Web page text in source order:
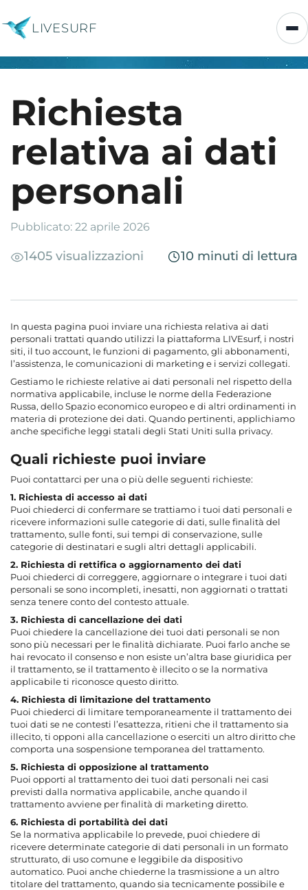
LIVESURF
Richiesta
relativa ai dati
personali
Pubblicato: 22 aprile 2026
1405 visualizzazioni 10 minuti di lettura
In questa pagina puoi inviare una richiesta relativa ai dati
personali trattati quando utilizzi la piattaforma LIVEsurf, i nostri
siti, il tuo account, le funzioni di pagamento, gli abbonamenti,
l’assistenza, le comunicazioni di marketing e i servizi collegati.
Gestiamo le richieste relative ai dati personali nel rispetto della
normativa applicabile, incluse le norme della Federazione
Russa, dello Spazio economico europeo e di altri ordinamenti in
materia di protezione dei dati. Quando pertinenti, applichiamo
anche specifiche leggi statali degli Stati Uniti sulla privacy.
Quali richieste puoi inviare
Puoi contattarci per una o più delle seguenti richieste:
1. Richiesta di accesso ai dati
Puoi chiederci di confermare se trattiamo i tuoi dati personali e
ricevere informazioni sulle categorie di dati, sulle finalità del
trattamento, sulle fonti, sui tempi di conservazione, sulle
categorie di destinatari e sugli altri dettagli applicabili.
2. Richiesta di rettifica o aggiornamento dei dati
Puoi chiederci di correggere, aggiornare o integrare i tuoi dati
personali se sono incompleti, inesatti, non aggiornati o trattati
senza tenere conto del contesto attuale.
3. Richiesta di cancellazione dei dati
Puoi chiedere la cancellazione dei tuoi dati personali se non
sono più necessari per le finalità dichiarate. Puoi farlo anche se
hai revocato il consenso e non esiste un’altra base giuridica per
il trattamento, se il trattamento è illecito o se la normativa
applicabile ti riconosce questo diritto.
4. Richiesta di limitazione del trattamento
Puoi chiederci di limitare temporaneamente il trattamento dei
tuoi dati se ne contesti l’esattezza, ritieni che il trattamento sia
illecito, ti opponi alla cancellazione o eserciti un altro diritto che
comporta una sospensione temporanea del trattamento.
5. Richiesta di opposizione al trattamento
Puoi opporti al trattamento dei tuoi dati personali nei casi
previsti dalla normativa applicabile, anche quando il
trattamento avviene per finalità di marketing diretto.
6. Richiesta di portabilità dei dati
Se la normativa applicabile lo prevede, puoi chiedere di
ricevere determinate categorie di dati personali in un formato
strutturato, di uso comune e leggibile da dispositivo
automatico. Puoi anche chiederne la trasmissione a un altro
titolare del trattamento, quando sia tecnicamente possibile e